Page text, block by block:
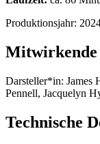
Produktionsjahr:
Mitwirkende
Darsteller*in: James
Pennell, Jacquelyn
Technische